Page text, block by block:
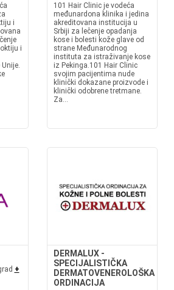
i
i
101 Hair Clinic je vodeća
međunardona klinika i jedina
akreditovana institucija u
Srbiji za lečenje opadanja
kose i bolesti kože glave od
strane Međunarodnog
instituta za istraživanje kose
iz Pekinga.101 Hair Clinic
svojim pacijentima nude
klinički dokazane proizvode i
klinički odobrene tretmane.
Za...
+
DERMALUX -
SPECIJALISTIČKA
DERMATOVENEROLOŠKA
ORDINACIJA